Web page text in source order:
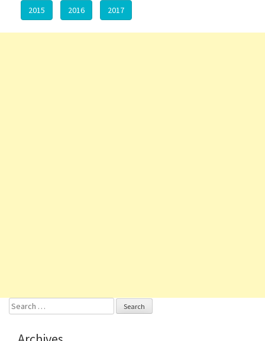
2015 2016 2017
Search